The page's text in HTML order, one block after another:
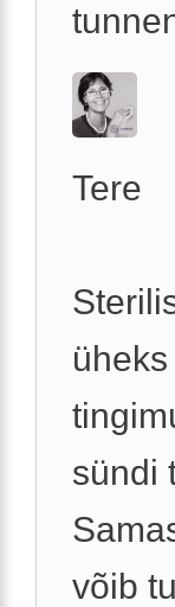
Tere
sündi
võib